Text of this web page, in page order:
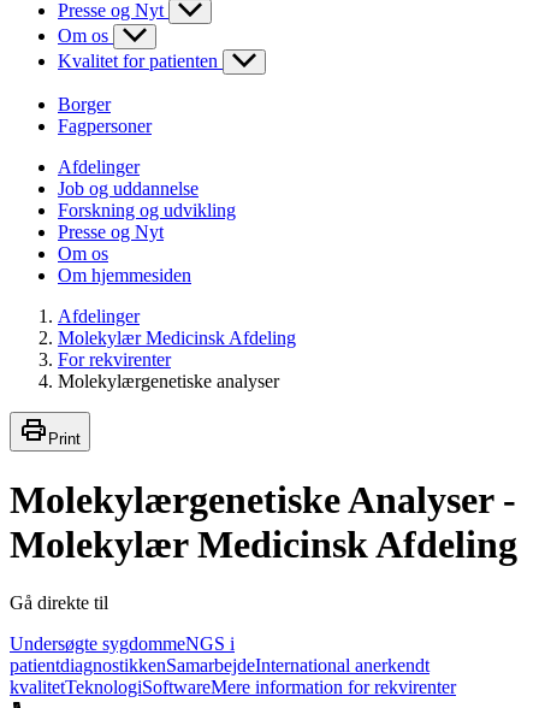
Presse og Nyt
Om os
Kvalitet for patienten
Borger
Fagpersoner
Afdelinger
Job og uddannelse
Forskning og udvikling
Presse og Nyt
Om os
Om hjemmesiden
Afdelinger
Molekylær Medicinsk Afdeling
For rekvirenter
Molekylærgenetiske analyser
Print
Molekylærgenetiske Analyser -
Molekylær Medicinsk Afdeling
Gå direkte til
Undersøgte sygdommeNGS i
patientdiagnostikkenSamarbejdeInternational anerkendt
kvalitetTeknologiSoftwareMere information for rekvirenter